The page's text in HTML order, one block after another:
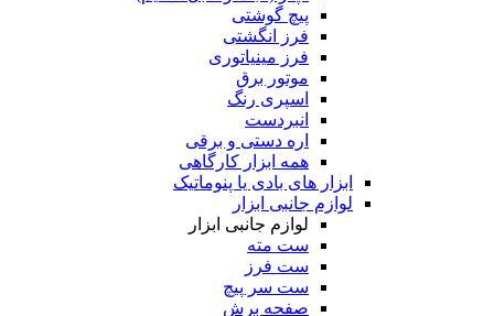
پیچ گوشتی
فرز انگشتی
فرز مینیاتوری
موتور برق
اسپری رنگ
انبردست
اره دستی و برقی
همه ابزار کارگاهی
ابزار های بادی یا پنوماتیک
لوازم جانبی ابزار
لوازم جانبی ابزار
ست مته
ست فرز
ست سر پیچ
صفحه برش